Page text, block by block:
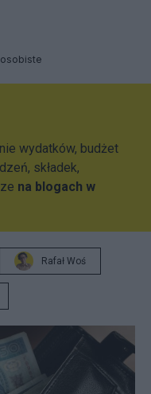
wydatków, budżet
składek,
na blogach w
Rafał Woś